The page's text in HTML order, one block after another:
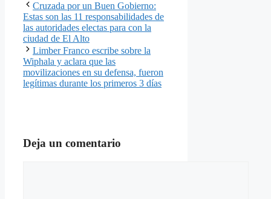
Cruzada por un Buen Gobierno:
Estas son las 11 responsabilidades de
las autoridades electas para con la
ciudad de El Alto
Limber Franco escribe sobre la
Wiphala y aclara que las
movilizaciones en su defensa, fueron
legítimas durante los primeros 3 días
Deja un comentario